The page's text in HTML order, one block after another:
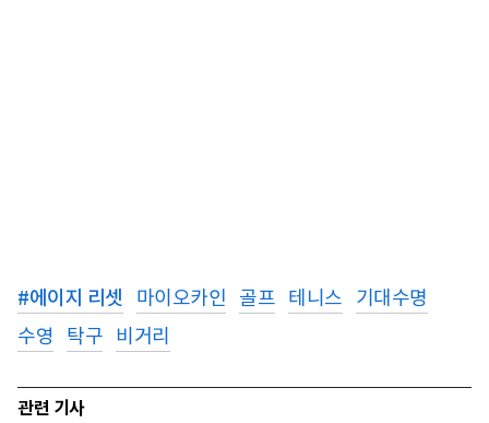
#에이지 리셋 마이오카인 골프 테니스
기대수명
수영
탁구 비거리
관련 기사